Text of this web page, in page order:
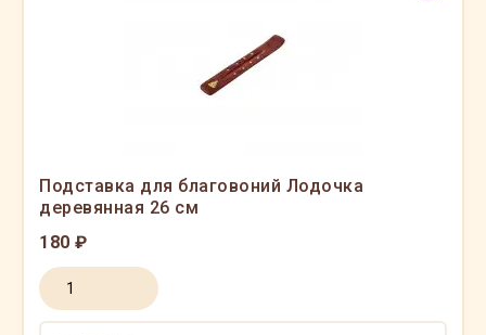
Подставка для благовоний Лодочка
деревянная 26 см
180 ₽